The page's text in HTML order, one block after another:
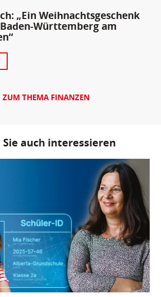
„Ein Weihnachtsgeschenk
Württemberg am
ZUM THEMA FINANZEN
auch interessieren